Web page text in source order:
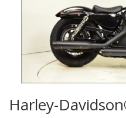
Harley-